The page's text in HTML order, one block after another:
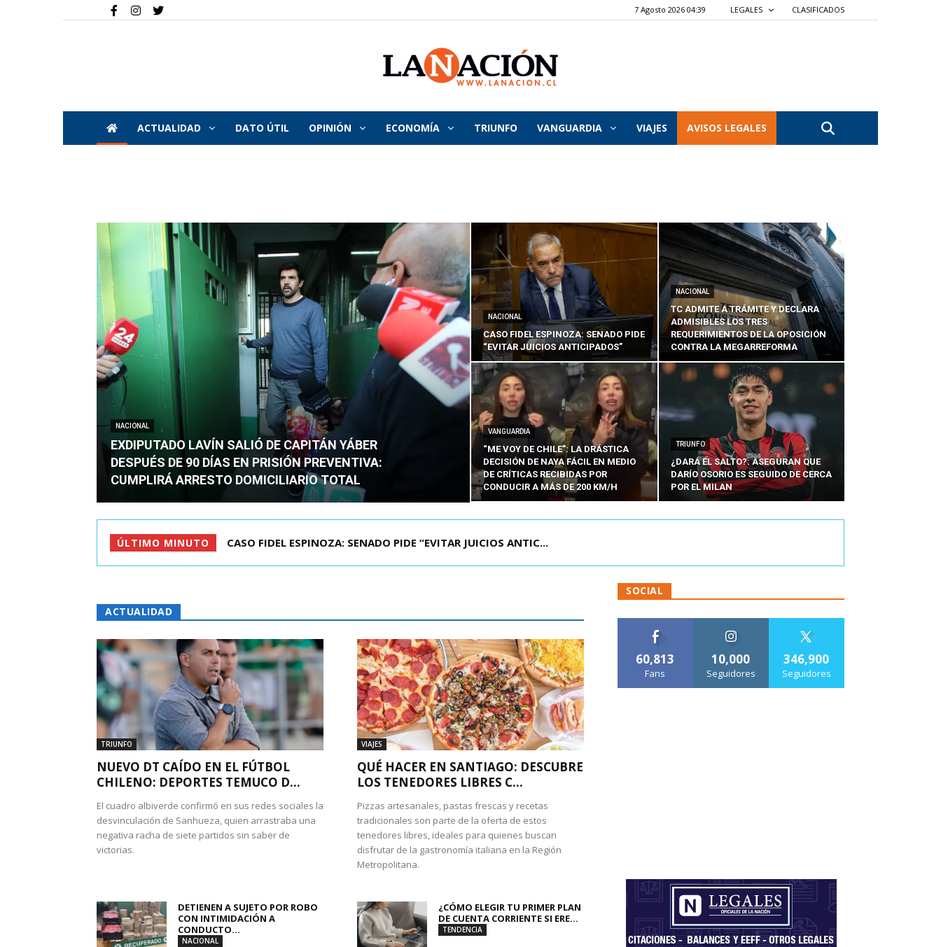
7 Agosto 2026 04:39 LEGALES CLASIFICADOS
La
Nación
ACTUALIDAD DATO ÚTIL OPINIÓN ECONOMÍA TRIUNFO VANGUARDIA VIAJES AVISOS LEGALES
NACIONAL
EXDIPUTADO LAVÍN SALIÓ DE CAPITÁN YÁBER
DESPUÉS DE 90 DÍAS EN PRISIÓN PREVENTIVA:
CUMPLIRÁ ARRESTO DOMICILIARIO TOTAL
NACIONAL
CASO FIDEL ESPINOZA: SENADO PIDE
“EVITAR JUICIOS ANTICIPADOS”
NACIONAL
TC ADMITE A TRÁMITE Y DECLARA
ADMISIBLES LOS TRES
REQUERIMIENTOS DE LA OPOSICIÓN
CONTRA LA MEGARREFORMA
VANGUARDIA
“ME VOY DE CHILE”: LA DRÁSTICA
DECISIÓN DE NAYA FÁCIL EN MEDIO
DE CRÍTICAS RECIBIDAS POR
CONDUCIR A MÁS DE 200 KM/H
TRIUNFO
¿DARÁ EL SALTO?: ASEGURAN QUE
DARÍO OSORIO ES SEGUIDO DE CERCA
POR EL MILAN
ÚLTIMO MINUTO TC ADMITE A TRÁMITE Y DECLARA ADMISIBLES LOS TRES REQU...
ACTUALIDAD
TRIUNFO
NUEVO DT CAÍDO EN EL FÚTBOL
CHILENO: DEPORTES TEMUCO D...
El cuadro albiverde confirmó en sus redes sociales la
desvinculación de Sanhueza, quien arrastraba una
negativa racha de siete partidos sin saber de
victorias.
VIAJES
QUÉ HACER EN SANTIAGO: DESCUBRE
LOS TENEDORES LIBRES C...
Pizzas artesanales, pastas frescas y recetas
tradicionales son parte de la oferta de estos
tenedores libres, ideales para quienes buscan
disfrutar de la gastronomía italiana en la Región
Metropolitana.
DETIENEN A SUJETO POR ROBO
CON INTIMIDACIÓN A
CONDUCTO...
NACIONAL
¿CÓMO ELEGIR TU PRIMER PLAN
DE CUENTA CORRIENTE SI ERE...
TENDENCIA
SOCIAL
60,813
Fans
10,000
Seguidores
346,900
Seguidores